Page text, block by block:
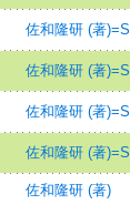
佐和隆研 (著
佐和隆研 (著
佐和隆研 (著
佐和隆研 (著
佐和隆研 (著)